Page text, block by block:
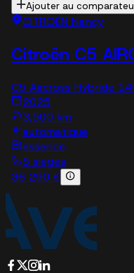
Ajouter au
CITROËN Nancy
Citroën C5
C5 Aircross Hybride
2025
3,500 km
automatique
essence
5 sieges
36 290 €